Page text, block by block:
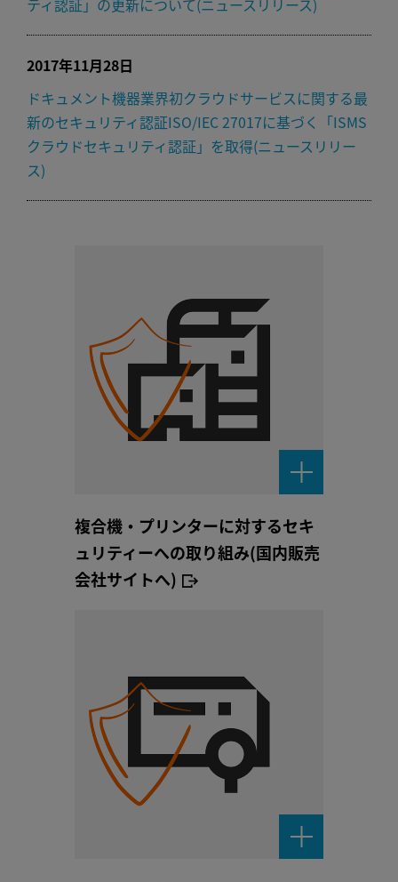
2017年11月28日
ドキュメント機器業界初クラウドサービスに関する最
新のセキュリティ認証ISO/IEC 27017に基づく「ISMS
クラウドセキュリティ認証」を取得(ニュースリリー
ス)
複合機・プリンターに対するセキ
ュリティーへの取り組み(国内販売
会社サイトへ)